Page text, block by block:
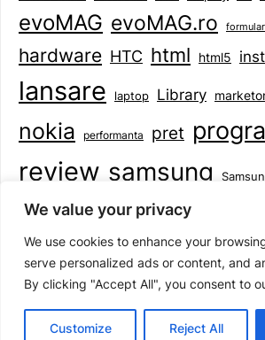
We value your privacy
We use cookies to enhance your
serve personalized ads or content, and
By clicking "Accept All", you consent to
Customize Reject All
evoMAG evoMAG.ro
hardware HTC html html5
lansare laptop Library
nokia performanta pret
review samsung
smartphone specificatii standarde
©2026 Mihai Baboi | Design: